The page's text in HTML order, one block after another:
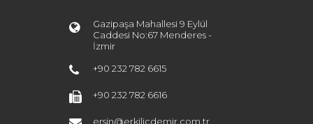
Gazipaşa Mahallesi 9 Eylül
Caddesi No:67 Menderes -
İzmir
+90 232 782 6615
+90 232 782 6616
ersin@erkilicdemir.com.tr